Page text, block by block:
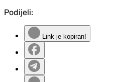
Podijeli:
Link je kopiran!